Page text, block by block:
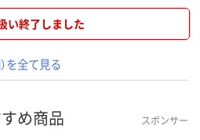
い終了しました
を全て見る
め商品 スポンサー